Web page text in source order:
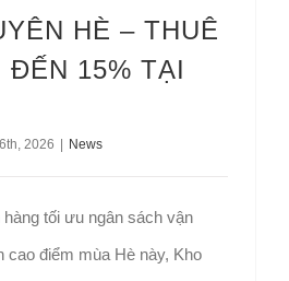
HÈ – THUÊ
ĐẾN 15% TẠI
2026 News
tối ưu ngân sách vận
cao điểm mùa Hè này, Kho